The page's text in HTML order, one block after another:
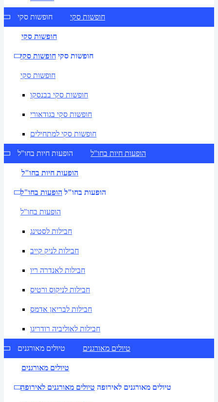
חופשות סקי חופשות סקי
חופשות סקי
חופשות סקי חופשות סקי
חופשות סקי
חופשות סקי בבנסקו
חופשות סקי בגודאורי
חופשות סקי למתחילים
הופעות חיות בחו"ל הופעות חיות בחו"ל
הופעות חיות בחו"ל
הופעות בחו"ל הופעות בחו"ל
הופעות בחו"ל
חבילות לסטינג
חבילות לניק קייב
חבילות לאנדרה ריו
חבילות לניקוס ורטיס
חבילות לבריאן אדמס
חבילות לאוליביה רודריגו
טיולים מאורגנים טיולים מאורגנים
טיולים מאורגנים
טיולים מאורגנים לאירופה טיולים מאורגנים לאירופה